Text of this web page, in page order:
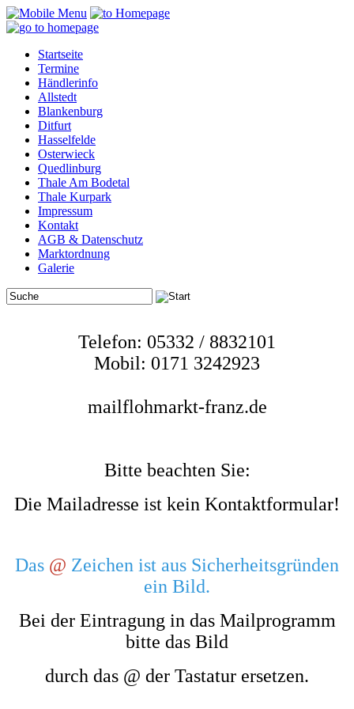
Startseite
Termine
Händlerinfo
Allstedt
Blankenburg
Ditfurt
Hasselfelde
Osterwieck
Quedlinburg
Thale Am Bodetal
Thale Kurpark
Impressum
Kontakt
AGB & Datenschutz
Marktordnung
Galerie
Telefon: 05332 / 8832101
Mobil: 0171 3242923
mailflohmarkt-franz.de
Bitte beachten Sie:
Die Mailadresse ist kein Kontaktformular!
Das @ Zeichen ist aus Sicherheitsgründen
ein Bild.
Bei der Eintragung in das Mailprogramm
bitte das Bild
durch das @ der Tastatur ersetzen.